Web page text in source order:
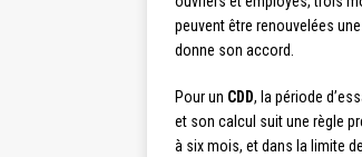
peuvent être renouvelées
donne son accord.
Pour un CDD, la période
et son calcul suit une règle
à six mois, et dans la limite